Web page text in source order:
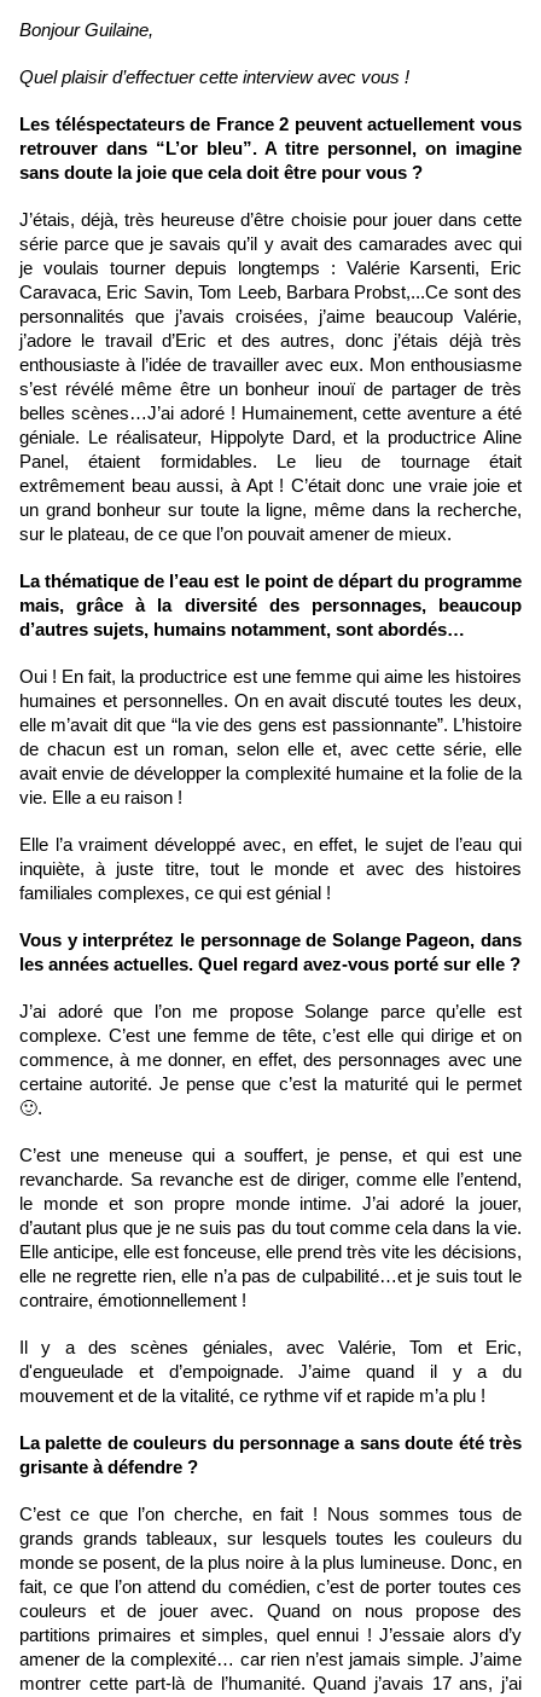
Bonjour Guilaine,
Quel plaisir d’effectuer cette interview avec vous !
Les téléspectateurs de France 2 peuvent actuellement vous
retrouver dans “L’or bleu”. A titre personnel, on imagine
sans doute la joie que cela doit être pour vous ?
J’étais, déjà, très heureuse d’être choisie pour jouer dans cette
série parce que je savais qu’il y avait des camarades avec qui
je voulais tourner depuis longtemps : Valérie Karsenti, Eric
Caravaca, Eric Savin, Tom Leeb, Barbara Probst,...Ce sont des
personnalités que j’avais croisées, j’aime beaucoup Valérie,
j’adore le travail d’Eric et des autres, donc j’étais déjà très
enthousiaste à l’idée de travailler avec eux. Mon enthousiasme
s’est révélé même être un bonheur inouï de partager de très
belles scènes…J’ai adoré ! Humainement, cette aventure a été
géniale. Le réalisateur, Hippolyte Dard, et la productrice Aline
Panel, étaient formidables. Le lieu de tournage était
extrêmement beau aussi, à Apt ! C’était donc une vraie joie et
un grand bonheur sur toute la ligne, même dans la recherche,
sur le plateau, de ce que l’on pouvait amener de mieux.
La thématique de l’eau est le point de départ du programme
mais, grâce à la diversité des personnages, beaucoup
d’autres sujets, humains notamment, sont abordés…
Oui ! En fait, la productrice est une femme qui aime les histoires
humaines et personnelles. On en avait discuté toutes les deux,
elle m’avait dit que “la vie des gens est passionnante”. L’histoire
de chacun est un roman, selon elle et, avec cette série, elle
avait envie de développer la complexité humaine et la folie de la
vie. Elle a eu raison !
Elle l’a vraiment développé avec, en effet, le sujet de l’eau qui
inquiète, à juste titre, tout le monde et avec des histoires
familiales complexes, ce qui est génial !
Vous y interprétez le personnage de Solange Pageon, dans
les années actuelles. Quel regard avez-vous porté sur elle ?
J’ai adoré que l’on me propose Solange parce qu’elle est
complexe. C’est une femme de tête, c’est elle qui dirige et on
commence, à me donner, en effet, des personnages avec une
certaine autorité. Je pense que c’est la maturité qui le permet
🙂.
C’est une meneuse qui a souffert, je pense, et qui est une
revancharde. Sa revanche est de diriger, comme elle l’entend,
le monde et son propre monde intime. J’ai adoré la jouer,
d’autant plus que je ne suis pas du tout comme cela dans la vie.
Elle anticipe, elle est fonceuse, elle prend très vite les décisions,
elle ne regrette rien, elle n’a pas de culpabilité…et je suis tout le
contraire, émotionnellement !
Il y a des scènes géniales, avec Valérie, Tom et Eric,
d'engueulade et d’empoignade. J’aime quand il y a du
mouvement et de la vitalité, ce rythme vif et rapide m’a plu !
La palette de couleurs du personnage a sans doute été très
grisante à défendre ?
C’est ce que l’on cherche, en fait ! Nous sommes tous de
grands grands tableaux, sur lesquels toutes les couleurs du
monde se posent, de la plus noire à la plus lumineuse. Donc, en
fait, ce que l’on attend du comédien, c’est de porter toutes ces
couleurs et de jouer avec. Quand on nous propose des
partitions primaires et simples, quel ennui ! J’essaie alors d’y
amener de la complexité… car rien n’est jamais simple. J’aime
montrer cette part-là de l’humanité. Quand j’avais 17 ans, j’ai